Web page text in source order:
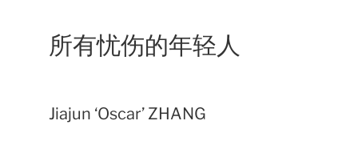
所有忧伤的年轻人
Jiajun ‘Oscar’ ZHANG